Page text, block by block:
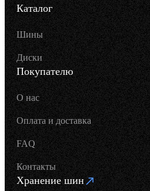
Каталог
Шины
Диски
Покупателю
О нас
Оплата и доставка
FAQ
Контакты
Хранение шин